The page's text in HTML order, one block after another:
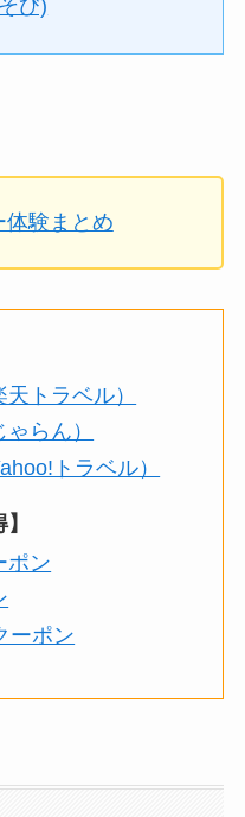
び)
体験まとめ
トラベル）
らん）
トラベル）
ポン
ーポン